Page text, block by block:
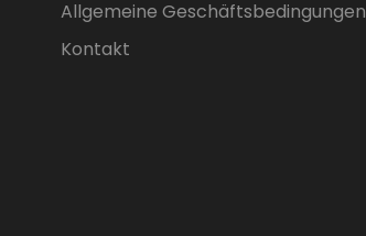
Allgemeine Geschäftsbedingungen
Kontakt